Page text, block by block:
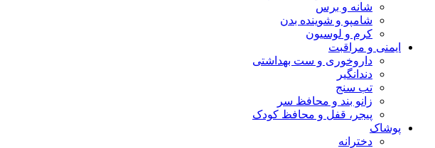
شانه و برس
شامپو و شوینده بدن
کرم و لوسیون
ایمنی و مراقبت
داروخوری و ست بهداشتی
دندانگیر
تب‌ سنج
زانو بند و محافظ سر
پیجر، قفل و محافظ کودک
پوشاک
دخترانه